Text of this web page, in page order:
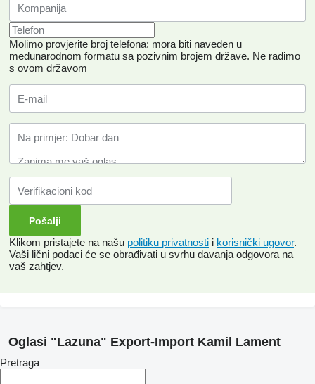
Molimo provjerite broj telefona: mora biti naveden u
međunarodnom formatu sa pozivnim brojem države. Ne radimo
s ovom državom
Klikom pristajete na našu politiku privatnosti i korisnički ugovor.
Vaši lični podaci će se obrađivati ​​u svrhu davanja odgovora na
vaš zahtjev.
Oglasi "Lazuna" Export-Import Kamil Lament
Pretraga